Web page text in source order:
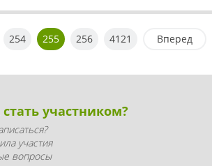
254 255 256 4121 Вперед
стать участником?
участия
вопросы